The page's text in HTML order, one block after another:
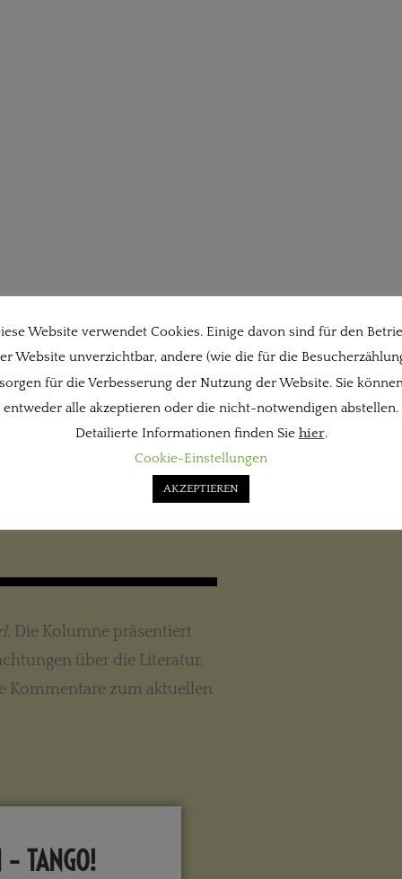
KOLUMNE
. Die Kolumne präsentiert
über die Literatur,
Kommentare zum aktuellen
– TANGO!
Website verwendet Cookies. Einige davon sind für den
Website unverzichtbar, andere (wie die für die
für die Verbesserung der Nutzung der Website. Sie
entweder alle akzeptieren oder die nicht-notwendigen abstellen.
Detailierte Informationen finden Sie hier.
Cookie-Einstellungen
AKZEPTIEREN